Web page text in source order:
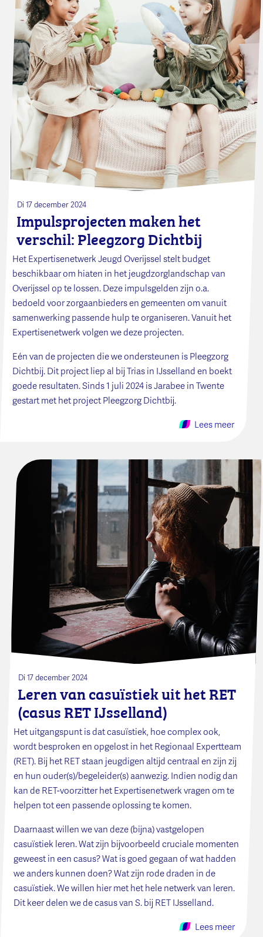
Di 17 december 2024
Impulsprojecten maken het
verschil: Pleegzorg Dichtbij
Het Expertisenetwerk Jeugd Overijssel stelt budget
beschikbaar om hiaten in het jeugdzorglandschap van
Overijssel op te lossen. Deze impulsgelden zijn o.a.
bedoeld voor zorgaanbieders en gemeenten om vanuit
samenwerking passende hulp te organiseren. Vanuit het
Expertisenetwerk volgen we deze projecten.
Eén van de projecten die we ondersteunen is Pleegzorg
Dichtbij. Dit project liep al bij Trias in IJsselland en boekt
goede resultaten. Sinds 1 juli 2024 is Jarabee in Twente
gestart met het project Pleegzorg Dichtbij.
Lees meer
Di 17 december 2024
Leren van casuïstiek uit het RET
(casus RET IJsselland)
Het uitgangspunt is dat casuïstiek, hoe complex ook,
wordt besproken en opgelost in het Regionaal Expertteam
(RET). Bij het RET staan jeugdigen altijd centraal en zijn zij
en hun ouder(s)/begeleider(s) aanwezig. Indien nodig dan
kan de RET-voorzitter het Expertisenetwerk vragen om te
helpen tot een passende oplossing te komen.
Daarnaast willen we van deze (bijna) vastgelopen
casuïstiek leren. Wat zijn bijvoorbeeld cruciale momenten
geweest in een casus? Wat is goed gegaan of wat hadden
we anders kunnen doen? Wat zijn rode draden in de
casuïstiek. We willen hier met het hele netwerk van leren.
Dit keer delen we de casus van S. bij RET IJsselland.
Lees meer